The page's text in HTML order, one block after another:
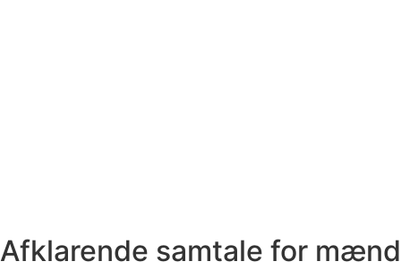
Afklarende samtale for mænd